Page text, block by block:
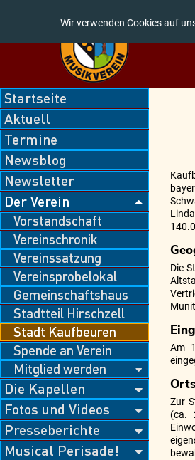
Die
Am
Zur
(ca.
Navigation
überspringen
Startseite
Aktuell
Termine
Newsblog
Newsletter
Der Verein
Vorstandschaft
Vereinschronik
Vereinssatzung
Vereinsprobelokal
Gemeinschaftshaus
Stadtteil Hirschzell
Stadt Kaufbeuren
Spende an Verein
Mitglied werden
Die Kapellen
Fotos und Videos
Presseberichte
Musical Perisade!
Wir verwenden Cookies auf